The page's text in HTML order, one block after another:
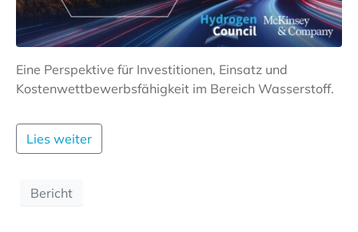
Eine Perspektive für Investitionen, Einsatz und
Kostenwettbewerbsfähigkeit im Bereich Wasserstoff.
Lies weiter
Bericht